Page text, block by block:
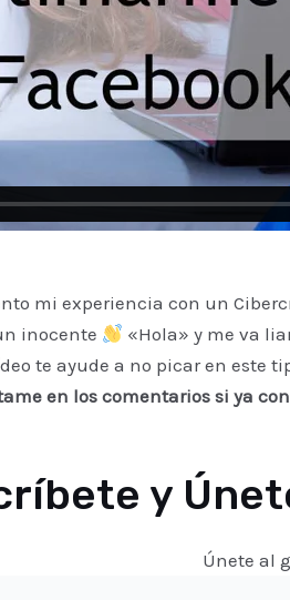
mi experiencia con un
inocente
«Hola» y me va
te ayude a no picar en este
en los comentarios si ya
y
Únete al